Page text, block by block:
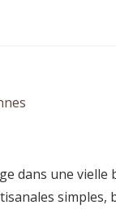
une vielle